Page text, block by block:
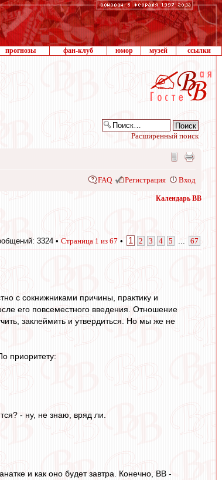
прогнозы фан-клуб юмор музей ссылки
Расширенный поиск
FAQ Регистрация Вход
Календарь ВВ
3324 • Страница 1 из 67 • 1 2 3 4 5 67
с сокнижниками причины, практику и
его повсеместного введения. Отношение
заклеймить и утвердиться. Но мы же не
приоритету:
- ну, не знаю, вряд ли.
и как оно будет завтра. Конечно, ВВ -